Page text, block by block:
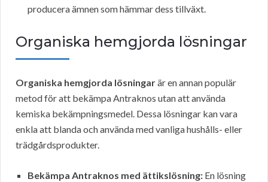
producera ämnen som hämmar dess tillväxt.
Organiska hemgjorda lösningar
Organiska hemgjorda lösningarär en annan populär
metod för att bekämpa Antraknos utan att använda
kemiska bekämpningsmedel. Dessa lösningar kan vara
enkla att blanda och använda med vanliga hushålls- eller
trädgårdsprodukter.
Bekämpa Antraknos med ättikslösning: En lösning